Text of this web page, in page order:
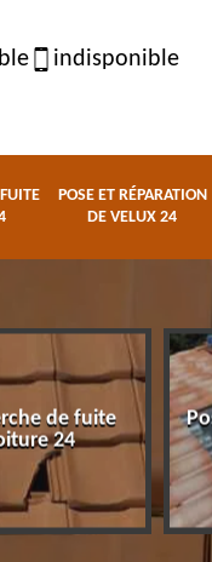
indisponible
POSE ET RÉPARATION
DE VELUX 24
de fuite
24